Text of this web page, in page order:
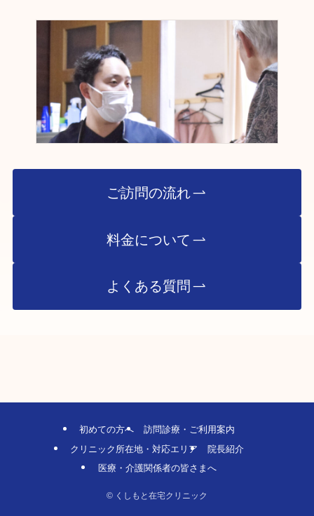
ご訪問の流れ
料金について
よくある質問
初めての方へ
訪問診療・ご利用案内
クリニック所在地・対応エリア
院長紹介
医療・介護関係者の皆さまへ
© くしもと在宅クリニック